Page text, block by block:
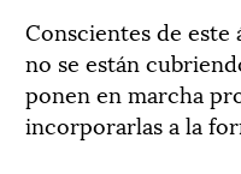
Conscientes de este
no se están
ponen en marcha
incorporarlas a la